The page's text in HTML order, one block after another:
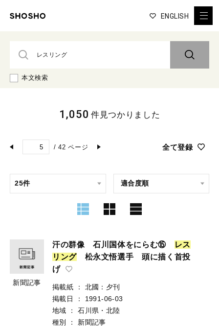
ENGLISH
本文検索
/ 42 ページ 全て登録
1,050 件見つかりました
新聞記事
汗の群像 石川国体をにらむ⑮ レス
リ ング松永文悟選手 頭に描く首投
げ
掲載紙 ：
北國：夕刊
掲載日
：
1991-06-03
地域
：
石川県・北陸
種別
： 新聞記事